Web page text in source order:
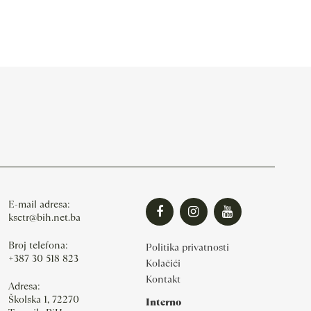
E-mail adresa:
ksctr@bih.net.ba
Broj telefona:
+387 30 518 823
Adresa:
Školska 1, 72270
Politika privatnosti
Kolačići
Kontakt
Interno